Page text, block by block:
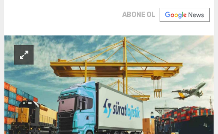
ABONE OL